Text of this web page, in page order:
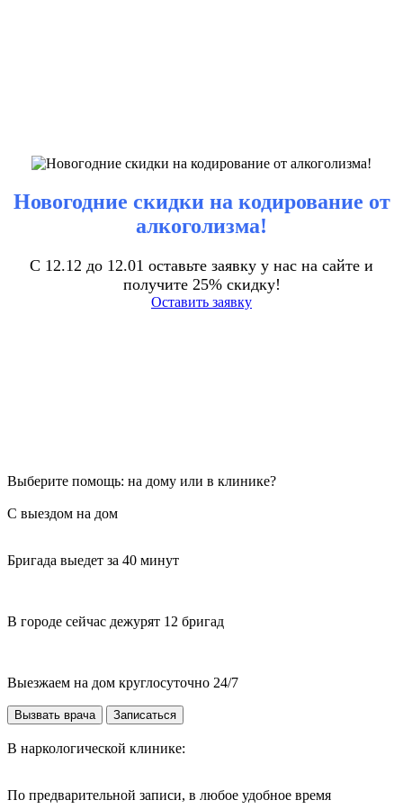
Новогодние скидки на кодирование от
алкоголизма!
С 12.12 до 12.01 оставьте заявку у нас на сайте и
получите 25% скидку!
Оставить заявку
Выберите помощь: на дому или в клинике?
С выездом на дом
Бригада выедет за 40 минут
В городе сейчас дежурят 12 бригад
Выезжаем на дом круглосуточно 24/7
Вызвать врача Записаться
В наркологической клинике:
По предварительной записи, в любое удобное время